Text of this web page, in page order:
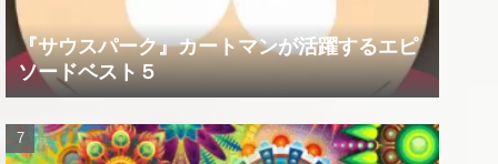
『サウスパーク』カートマンが活躍するエピ
ソードベスト５